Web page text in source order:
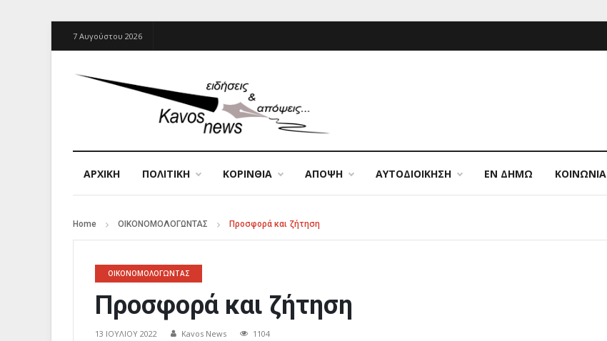
7 Αυγούστου 2026
ΑΡΧΙΚΉ ΠΟΛΙΤΙΚΗ ΚΟΡΙΝΘΙΑ ΑΠΟΨΗ ΑΥΤΟΔΙΟΙΚΗΣΗ ΕΝ ΔΗΜΩ ΚΟΙΝΩΝΙΑ
Home ΟΙΚΟΝΟΜΟΛΟΓΩΝΤΑΣ Προσφορά και ζήτηση
ΟΙΚΟΝΟΜΟΛΟΓΩΝΤΑΣ
Προσφορά και ζήτηση
13 ΙΟΥΛΊΟΥ 2022 Kavos News 1104